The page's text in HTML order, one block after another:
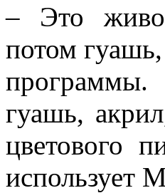
– Это
потом
гуашь,
цветового
использует